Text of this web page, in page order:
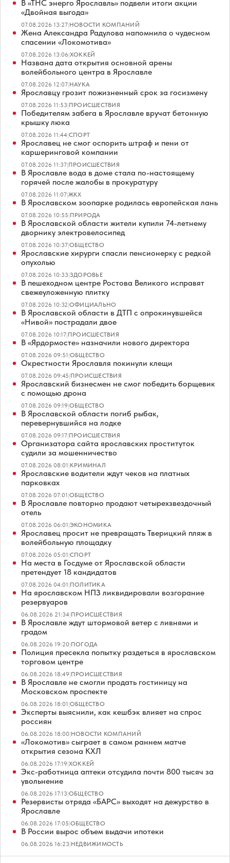
В «ТНС энерго Ярославль» подвели итоги акции
«Двойная выгода»
07.08.2026 13:27|НОВОСТИ КОМПАНИЙ
Жена Александра Радулова напомнила о чудесном
спасении «Локомотива»
07.08.2026 13:06|ХОККЕЙ
Названа дата открытия основной арены
волейбольного центра в Ярославле
07.08.2026 12:07|НАУКА
Ярославцу грозит пожизненный срок за госизмену
07.08.2026 11:53|ПРОИСШЕСТВИЯ
Победителям забега в Ярославле вручат бетонную
крышку люка
07.08.2026 11:44|СПОРТ
Ярославец не смог оспорить штраф и пени от
каршеринговой компании
07.08.2026 11:37|ПРОИСШЕСТВИЯ
В Ярославле вода в доме стала по-настоящему
горячей после жалобы в прокуратуру
07.08.2026 11:07|ЖКХ
В Ярославском зоопарке родилась европейская лань
07.08.2026 10:55|ПРИРОДА
В Ярославской области жители купили 74-летнему
дворнику электровелосипед
07.08.2026 10:37|ОБЩЕСТВО
Ярославские хирурги спасли пенсионерку с редкой
опухолью
07.08.2026 10:33|ЗДОРОВЬЕ
В пешеходном центре Ростова Великого исправят
свежеуложенную плитку
07.08.2026 10:32|ОФИЦИАЛЬНО
В Ярославской области в ДТП с опрокинувшейся
«Нивой» пострадали двое
07.08.2026 10:17|ПРОИСШЕСТВИЯ
В «Ярдормосте» назначили нового директора
07.08.2026 09:51|ОБЩЕСТВО
Окрестности Ярославля покинули клещи
07.08.2026 09:45|ПРОИСШЕСТВИЯ
Ярославский бизнесмен не смог победить борщевик
с помощью дрона
07.08.2026 09:19|ОБЩЕСТВО
В Ярославской области погиб рыбак,
перевернувшийся на лодке
07.08.2026 09:17|ПРОИСШЕСТВИЯ
Организатора сайта ярославских проституток
судили за мошенничество
07.08.2026 08:01|КРИМИНАЛ
Ярославские водители ждут чеков на платных
парковках
07.08.2026 07:01|ОБЩЕСТВО
В Ярославле повторно продают четырехзвездочный
отель
07.08.2026 06:01|ЭКОНОМИКА
Ярославец просит не превращать Тверицкий пляж в
волейбольную площадку
07.08.2026 05:01|СПОРТ
На места в Госдуме от Ярославской области
претендует 18 кандидатов
07.08.2026 04:01|ПОЛИТИКА
На ярославском НПЗ ликвидировали возгорание
резервуаров
06.08.2026 21:34|ПРОИСШЕСТВИЯ
В Ярославле ждут штормовой ветер с ливнями и
градом
06.08.2026 19:20|ПОГОДА
Полиция пресекла попытку раздеться в ярославском
торговом центре
06.08.2026 18:49|ПРОИСШЕСТВИЯ
В Ярославле не смогли продать гостиницу на
Московском проспекте
06.08.2026 18:01|ОБЩЕСТВО
Эксперты выяснили, как кешбэк влияет на спрос
россиян
06.08.2026 18:00|НОВОСТИ КОМПАНИЙ
«Локомотив» сыграет в самом раннем матче
открытия сезона КХЛ
06.08.2026 17:19|ХОККЕЙ
Экс-работница аптеки отсудила почти 800 тысяч за
увольнение
06.08.2026 17:13|ОБЩЕСТВО
Резервисты отряда «БАРС» выходят на дежурство в
Ярославле
06.08.2026 17:05|ОБЩЕСТВО
В России вырос объем выдачи ипотеки
06.08.2026 16:23|НЕДВИЖИМОСТЬ